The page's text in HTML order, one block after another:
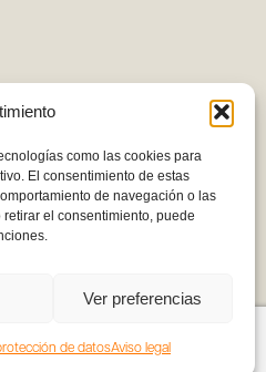
como las cookies para
El consentimiento de estas
de navegación o las
el consentimiento, puede
Ver preferencias
de datosAviso legal